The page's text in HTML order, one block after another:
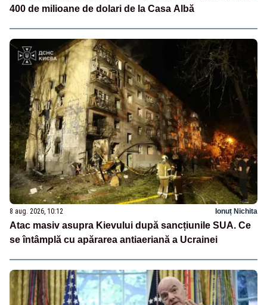
400 de milioane de dolari de la Casa Albă
8 aug. 2026, 10:12 Ionuț Nichita
Atac masiv asupra Kievului după sancțiunile SUA. Ce
se întâmplă cu apărarea antiaeriană a Ucrainei